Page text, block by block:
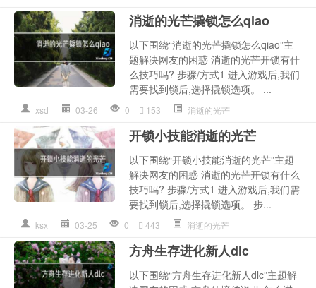
消逝的光芒撬锁怎么qiao
以下围绕“消逝的光芒撬锁怎么qiao”主
题解决网友的困惑 消逝的光芒开锁有什
么技巧吗? 步骤/方式1 进入游戏后,我们
需要找到锁后,选择撬锁选项。 ...
xsd 03-26 0 153 消逝的光芒
开锁小技能消逝的光芒
以下围绕“开锁小技能消逝的光芒”主题
解决网友的困惑 消逝的光芒开锁有什么
技巧吗? 步骤/方式1 进入游戏后,我们需
要找到锁后,选择撬锁选项。 步...
ksx 03-25 0 443 消逝的光芒
方舟生存进化新人dlc
以下围绕“方舟生存进化新人dlc”主题解